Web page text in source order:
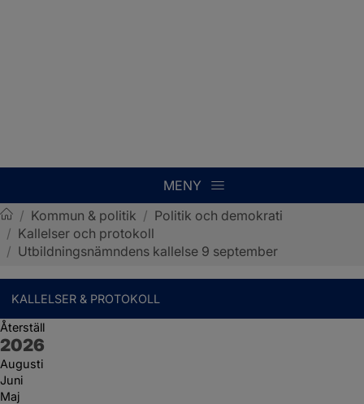
MENY
Sotenäs kommun
/ Kommun & politik / Politik och demokrati
/ Kallelser och protokoll
/ Utbildningsnämndens kallelse 9 september
KALLELSER & PROTOKOLL
Återställ
År:
2026
Augusti
Juni
Maj